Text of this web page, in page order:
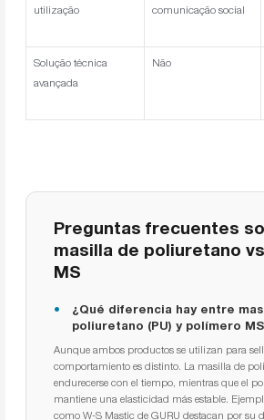
utilização
comunicação social
Solução técnica
avançada
Não
Preguntas frecuentes
masilla de poliuretano
MS
¿Qué diferencia hay entre
poliuretano (PU) y polímero
Aunque ambos productos se utilizan para
comportamiento es distinto. La masilla de
endurecerse con el tiempo, mientras que el
mantiene una elasticidad más estable.
como W-S Mastic de GURU destacan por su